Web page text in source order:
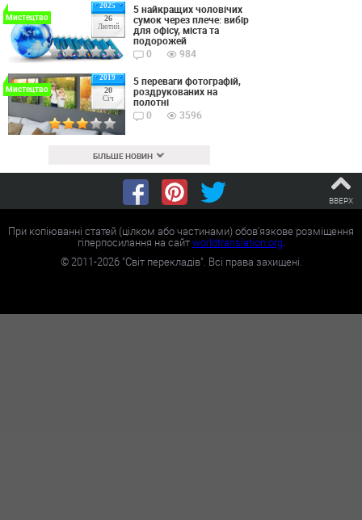
2025
26
Лютий
Мистецтво
5 найкращих чоловічих
сумок через плече: вибір
для офісу, міста та
подорожей
0
984
2019
20
Січ
Мистецтво
5 переваги фотографій,
роздрукованих на
полотні
0
3596
БІЛЬШЕ НОВИН
ВВЕРХ
При копіюванні статей (цілком або частинами) обов'язкове розміщення
гіперпосилання на сайтworldtranslation.org.
©2011-2026"Світ перекладів". Всі права захищені.